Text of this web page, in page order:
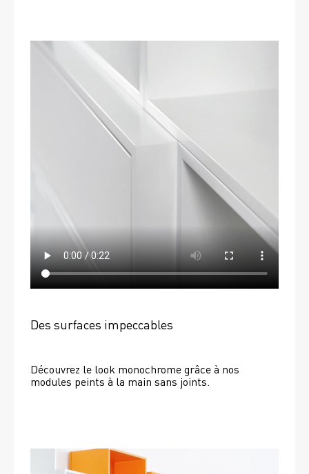
Des surfaces impeccables
Découvrez le look monochrome grâce à nos
modules peints à la main sans joints.